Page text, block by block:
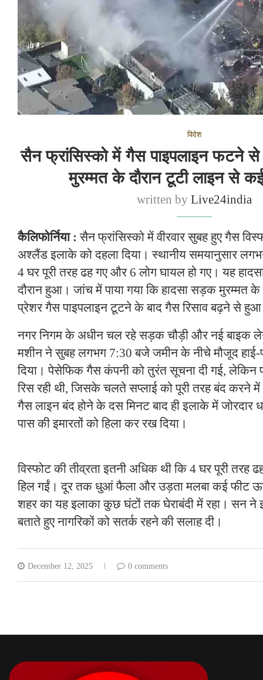
विदेश
सैन फ्रांसिस्को में गैस पाइपलाइन फटने
मुरम्मत के दौरान टूटी लाइन से
written byLive24india
कैलिफोर्निया :सैन फ्रांसिस्को में वीरवार सुबह हुए गैस
अश्लैंड इलाके को दहला दिया। स्थानीय समयानुसार
4 घर पूरी तरह ढह गए और 6 लोग घायल हो गए। यह
दौरान हुआ। जांच में पाया गया कि हादसा सड़क मुरम्मत के
प्रेशर गैस पाइपलाइन टूटने के बाद गैस रिसाव बढ़ने से
नगर निगम के अधीन चल रहे सड़क चौड़ी और नई बाइक लेन
मशीन ने सुबह लगभग 7:30 बजे जमीन के नीचे मौजूद हाई-
दिया। पेसेफिक गैस कंपनी को तुरंत सूचना दी गई, लेकिन
रिस रही थी, जिसके चलते सप्लाई को पूरी तरह बंद करने
गैस लाइन बंद होने के दस मिनट बाद ही इलाके में
पास की इमारतों को हिला कर रख दिया।
विस्फोट की तीव्रता इतनी अधिक थी कि 4 घर पूरी तरह
हिल गईं। दूर तक धुआं फैला और उड़ता मलबा कई फीट
शहर का यह इलाका कुछ घंटों तक घेराबंदी में रहा। सन ने
बताते हुए नागरिकों को सतर्क रहने की सलाह दी।
December 12, 2025 0 comments